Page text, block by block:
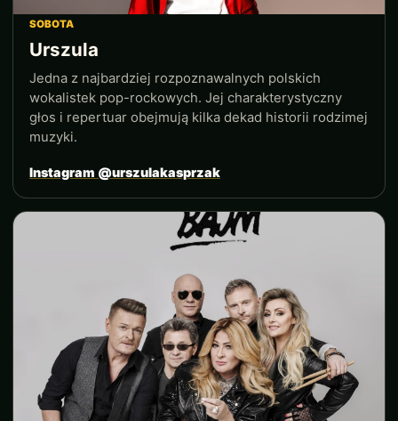
SOBOTA
Urszula
Jedna z najbardziej rozpoznawalnych polskich
wokalistek pop-rockowych. Jej charakterystyczny
głos i repertuar obejmują kilka dekad historii rodzimej
muzyki.
Instagram @urszulakasprzak